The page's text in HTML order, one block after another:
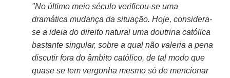
"No último meio século verificou-se uma
dramática mudança da situação. Hoje, considera-
se a ideia do direito natural uma doutrina católica
bastante singular, sobre a qual não valeria a pena
discutir fora do âmbito católico, de tal modo que
quase se tem vergonha mesmo só de mencionar